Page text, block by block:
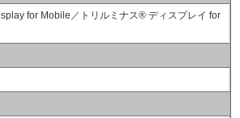
for Mobile／トリルミナス® ディスプレイ for